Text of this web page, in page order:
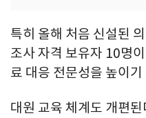
특히 올해 처음 신설된
조사 자격 보유자 10명
료 대응 전문성을 높이
대원 교육 체계도 개편